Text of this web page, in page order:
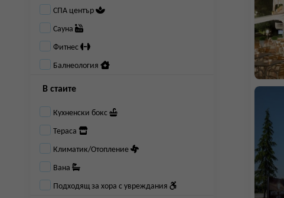
СПА център
Сауна
Фитнес
Балнеология
В стаите
Кухненски бокс
Тераса
Климатик/Отопление
Вана
Подходящ за хора с увреждания